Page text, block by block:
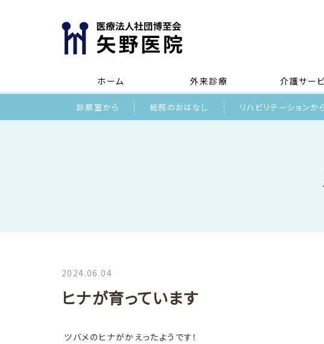
ホーム 外来診療 介護サー
診察室から 総務のおはなし リハビリテーションか
2024.06.04
ヒナが育っています
ツバメのヒナがかえったようです！